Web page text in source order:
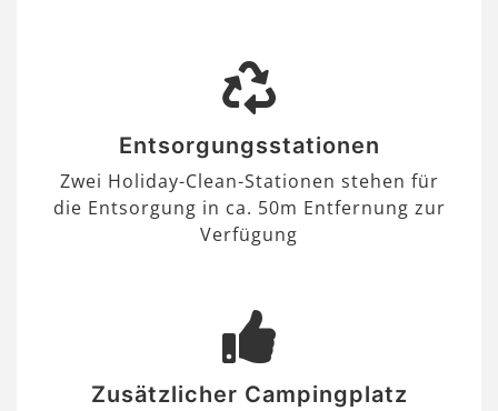
Entsorgungsstationen
Zwei Holiday-Clean-Stationen stehen für
die Entsorgung in ca. 50m Entfernung zur
Verfügung
Zusätzlicher Campingplatz